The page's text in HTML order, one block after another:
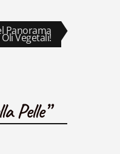
Panorama
Vegetali!
Pelle”